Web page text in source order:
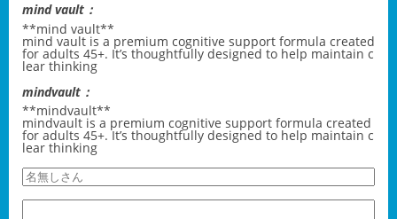
mind vault：
**mind vault**
mind vault is a premium cognitive support formula created
for adults 45+. It’s thoughtfully designed to help maintain c
lear thinking
mindvault：
** mindvault**
mindvault is a premium cognitive support formula created
for adults 45+. It’s thoughtfully designed to help maintain c
lear thinking